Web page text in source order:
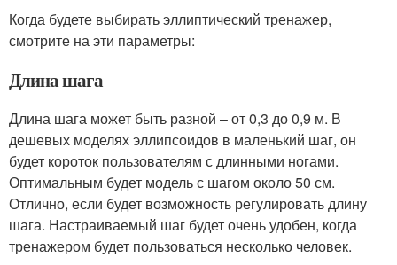
Когда будете выбирать эллиптический тренажер,
смотрите на эти параметры:
Длина шага
Длина шага может быть разной – от 0,3 до 0,9 м. В
дешевых моделях эллипсоидов в маленький шаг, он
будет короток пользователям с длинными ногами.
Оптимальным будет модель с шагом около 50 см.
Отлично, если будет возможность регулировать длину
шага. Настраиваемый шаг будет очень удобен, когда
тренажером будет пользоваться несколько человек.